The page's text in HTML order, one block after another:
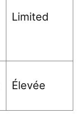
Limited
Élevée